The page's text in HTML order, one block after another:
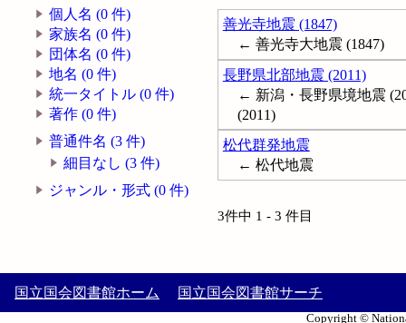
個人名 (0 件)
家族名 (0 件)
団体名 (0 件)
地名 (0 件)
統一タイトル (0 件)
著作 (0 件)
普通件名 (3 件)
細目なし (3 件)
ジャンル・形式 (0 件)
善光寺地震 (1847)
← 善光寺大地震 (1847)
長野県北部地震 (2011)
← 新潟・長野県境地震
(2011)
松代群発地震
← 松代地震
3件中 1 - 3 件目
国立国会図書館ホーム 国立国会図書館サーチ
Copyright ©